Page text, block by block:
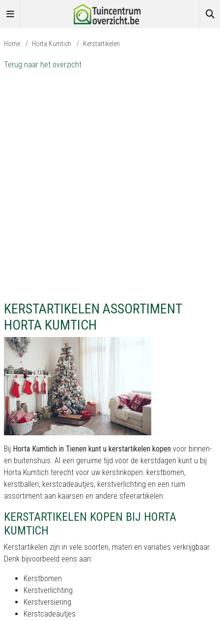
Home / Horta Kumtich / Kerstartikelen
Terug naar het overzicht
KERSTARTIKELEN ASSORTIMENT
HORTA KUMTICH
Bij Horta Kumtich in Tienen kunt u kerstartikelen kopen voor binnen-
en buitenshuis. Al een geruime tijd voor de kerstdagen kunt u bij
Horta Kumtich terecht voor uw kerstinkopen: kerstbomen,
kerstballen, kerstcadeautjes, kerstverlichting en een ruim
assortiment aan kaarsen en andere sfeerartikelen.
KERSTARTIKELEN KOPEN BIJ HORTA
KUMTICH
Kerstartikelen zijn in vele soorten, maten en variaties verkrijgbaar.
Denk bijvoorbeeld eens aan:
Kerstbomen
Kerstverlichting
Kerstversiering
Kerstcadeautjes